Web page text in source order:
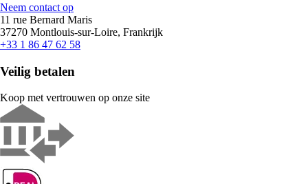
Neem contact op
11 rue Bernard Maris
37270 Montlouis-sur-Loire, Frankrijk
+33 1 86 47 62 58
Veilig betalen
Koop met vertrouwen op onze site